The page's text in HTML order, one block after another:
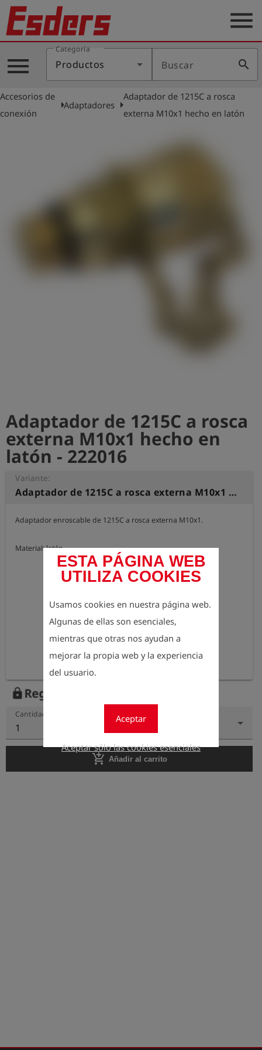
Productos
Blog
Aplicaciones
ESTA PÁGINA WEB
UTILIZA COOKIES
Usamos cookies en nuestra página web.
Algunas de ellas son esenciales,
mientras que otras nos ayudan a
mejorar la propia web y la experiencia
del usuario.
Aceptar
Aceptar sólo las cookies esenciales
menu
menu
Categoría
Productos Buscar search
Accesorios de
conexión
arrow_right
Adaptadores arrow_right
Adaptador de 1215C a rosca
externa M10x1 hecho en latón
Adaptador de 1215C a rosca
externa M10x1 hecho en
latón - 222016
Variante:
Adaptador de 1215C a rosca externa M10x1 hecho en latón
Adaptador enroscable de 1215C a rosca externa M10x1.
Material: latón
lock Regístrese para ver el precio
Cantidad
1
add_shopping_cart Añadir al carrito